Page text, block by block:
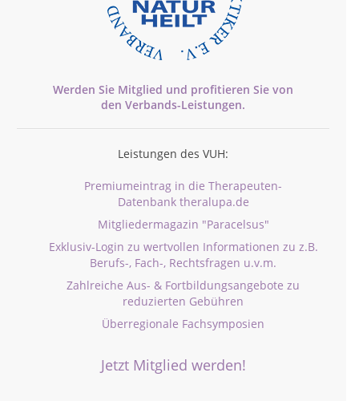
Werden Sie Mitglied und profitieren Sie von
den Verbands-Leistungen.
Leistungen des VUH:
Premiumeintrag in die Therapeuten-
Datenbank theralupa.de
Mitgliedermagazin "Paracelsus"
Exklusiv-Login zu wertvollen Informationen zu z.B.
Berufs-, Fach-, Rechtsfragen u.v.m.
Zahlreiche Aus- & Fortbildungsangebote zu
reduzierten Gebühren
Überregionale Fachsymposien
Jetzt Mitglied werden!